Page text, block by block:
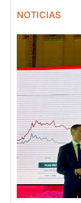
NOTICIAS